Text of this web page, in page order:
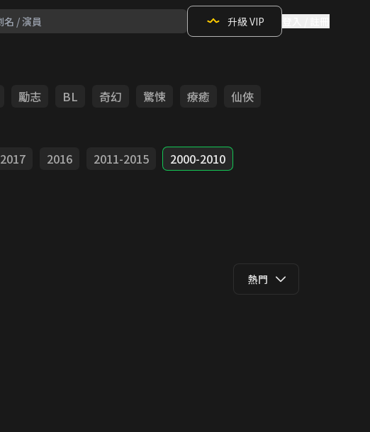
升級 VIP
勵志 BL 奇幻 驚悚 療癒
仙俠
2017 2016 2011-2015
2000-2010
熱門